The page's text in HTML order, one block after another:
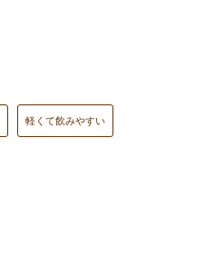
軽くて飲みやすい